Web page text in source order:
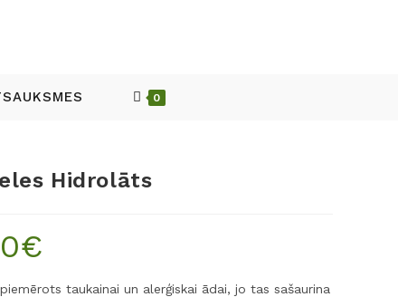
0
Hidrolāts
€
taukainai un alerģiskai ādai, jo tas sašaurina